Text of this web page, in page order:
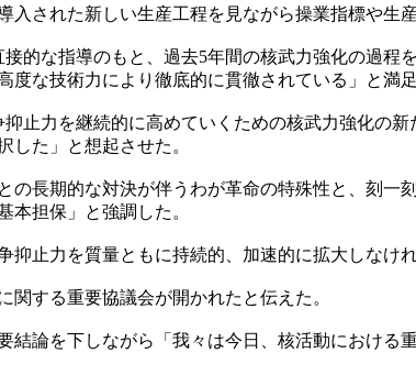
入された新しい生産工程を見ながら操業指標や生
的な指導のもと、過去5年間の核武力強化の過
度な技術力により徹底的に貫徹されている」と満足
止力を継続的に高めていくための核武力強化の
した」と想起させた。
の長期的な対決が伴うわが革命の特殊性と、刻
本担保」と強調した。
抑止力を質量ともに持続的、加速的に拡大しな
する重要協議会が開かれたと伝えた。
結論を下しながら「我々は今日、核活動におけ